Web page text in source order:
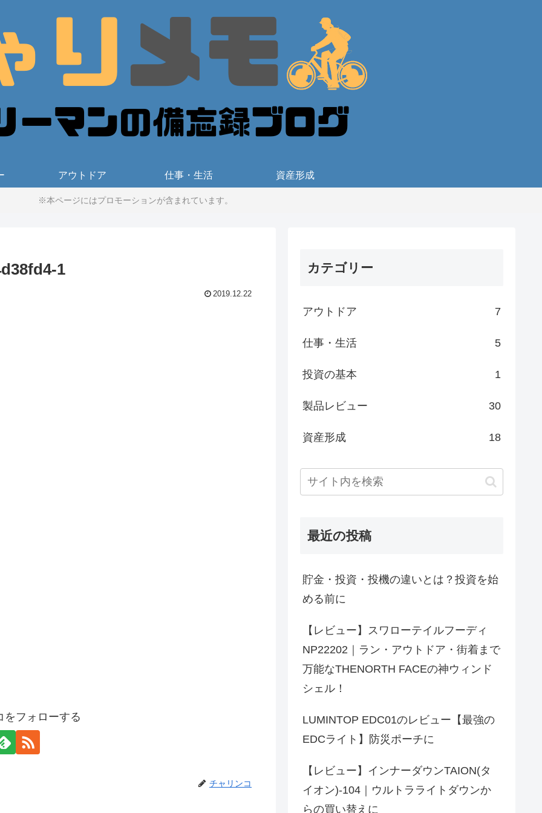
アウトドア 仕事・生活 資産形成
※本ページにはプロモーションが含まれています。
1
2019.12.22
をフォローする
チャリンコ
カテゴリー
アウトドア 7
仕事・生活 5
投資の基本 1
製品レビュー 30
資産形成 18
最近の投稿
貯金・投資・投機の違いとは？投資を始
める前に
【レビュー】スワローテイルフーディ
NP22202｜ラン・アウトドア・街着まで
万能なTHENORTH FACEの神ウィンド
シェル！
LUMINTOP EDC01のレビュー【最強の
EDCライト】防災ポーチに
【レビュー】インナーダウンTAION(タ
イオン)-104｜ウルトラライトダウンか
らの買い替えに